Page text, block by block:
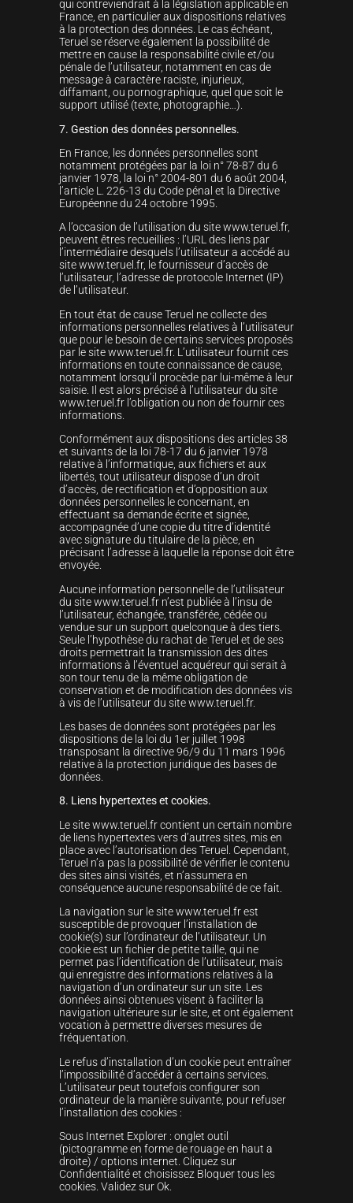
qui contreviendrait à la législation applicable en
France, en particulier aux dispositions relatives
à la protection des données. Le cas échéant,
Teruel se réserve également la possibilité de
mettre en cause la responsabilité civile et/ou
pénale de l’utilisateur, notamment en cas de
message à caractère raciste, injurieux,
diffamant, ou pornographique, quel que soit le
support utilisé (texte, photographie…).
7. Gestion des données personnelles.
En France, les données personnelles sont
notamment protégées par la loi n° 78-87 du 6
janvier 1978, la loi n° 2004-801 du 6 août 2004,
l’article L. 226-13 du Code pénal et la Directive
Européenne du 24 octobre 1995.
A l’occasion de l’utilisation du site www.teruel.fr,
peuvent êtres recueillies : l’URL des liens par
l’intermédiaire desquels l’utilisateur a accédé au
site www.teruel.fr, le fournisseur d’accès de
l’utilisateur, l’adresse de protocole Internet (IP)
de l’utilisateur.
En tout état de cause Teruel ne collecte des
informations personnelles relatives à l’utilisateur
que pour le besoin de certains services proposés
par le site www.teruel.fr. L’utilisateur fournit ces
informations en toute connaissance de cause,
notamment lorsqu’il procède par lui-même à leur
saisie. Il est alors précisé à l’utilisateur du site
www.teruel.fr l’obligation ou non de fournir ces
informations.
Conformément aux dispositions des articles 38
et suivants de la loi 78-17 du 6 janvier 1978
relative à l’informatique, aux fichiers et aux
libertés, tout utilisateur dispose d’un droit
d’accès, de rectification et d’opposition aux
données personnelles le concernant, en
effectuant sa demande écrite et signée,
accompagnée d’une copie du titre d’identité
avec signature du titulaire de la pièce, en
précisant l’adresse à laquelle la réponse doit être
envoyée.
Aucune information personnelle de l’utilisateur
du site www.teruel.fr n’est publiée à l’insu de
l’utilisateur, échangée, transférée, cédée ou
vendue sur un support quelconque à des tiers.
Seule l’hypothèse du rachat de Teruel et de ses
droits permettrait la transmission des dites
informations à l’éventuel acquéreur qui serait à
son tour tenu de la même obligation de
conservation et de modification des données vis
à vis de l’utilisateur du site www.teruel.fr.
Les bases de données sont protégées par les
dispositions de la loi du 1er juillet 1998
transposant la directive 96/9 du 11 mars 1996
relative à la protection juridique des bases de
données.
8. Liens hypertextes et cookies.
Le site www.teruel.fr contient un certain nombre
de liens hypertextes vers d’autres sites, mis en
place avec l’autorisation des Teruel. Cependant,
Teruel n’a pas la possibilité de vérifier le contenu
des sites ainsi visités, et n’assumera en
conséquence aucune responsabilité de ce fait.
La navigation sur le site www.teruel.fr est
susceptible de provoquer l’installation de
cookie(s) sur l’ordinateur de l’utilisateur. Un
cookie est un fichier de petite taille, qui ne
permet pas l’identification de l’utilisateur, mais
qui enregistre des informations relatives à la
navigation d’un ordinateur sur un site. Les
données ainsi obtenues visent à faciliter la
navigation ultérieure sur le site, et ont également
vocation à permettre diverses mesures de
fréquentation.
Le refus d’installation d’un cookie peut entraîner
l’impossibilité d’accéder à certains services.
L’utilisateur peut toutefois configurer son
ordinateur de la manière suivante, pour refuser
l’installation des cookies :
Sous Internet Explorer : onglet outil
(pictogramme en forme de rouage en haut a
droite) / options internet. Cliquez sur
Confidentialité et choisissez Bloquer tous les
cookies. Validez sur Ok.